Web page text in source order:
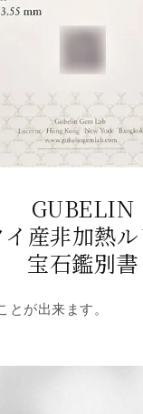
GUBELIN
イ産非加熱
宝石鑑別書
が出来ます。